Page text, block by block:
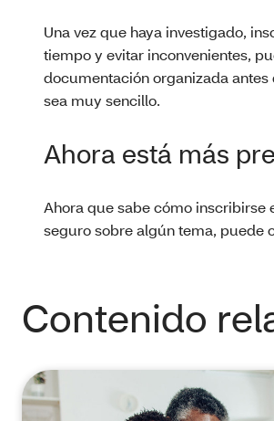
Una vez que haya investigado,
tiempo y evitar inconvenientes,
documentación organizada
sea muy sencillo.
Ahora está más
Ahora que sabe cómo inscribirse
seguro sobre algún tema, puede
Contenido